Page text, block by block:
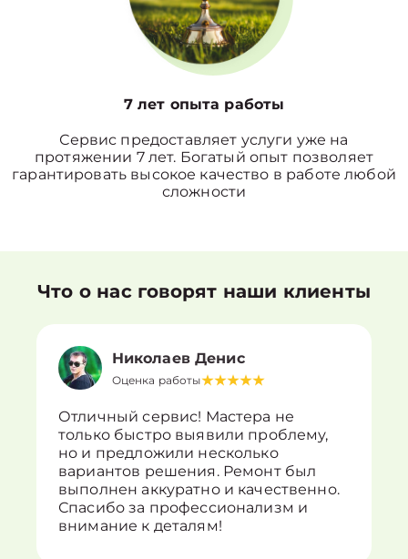
7 лет опыта работы
Сервис предоставляет услуги уже на
протяжении 7 лет. Богатый опыт позволяет
гарантировать высокое качество в работе любой
сложности
Что о нас говорят наши клиенты
Николаев Денис
Оценка работы
Отличный сервис! Мастера не
только быстро выявили проблему,
но и предложили несколько
вариантов решения. Ремонт был
выполнен аккуратно и качественно.
Спасибо за профессионализм и
внимание к деталям!